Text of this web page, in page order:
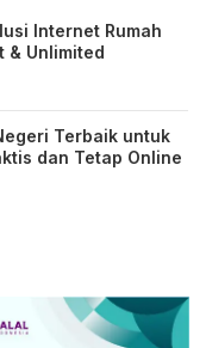
Internet Rumah
& Unlimited
Terbaik untuk
dan Tetap Online